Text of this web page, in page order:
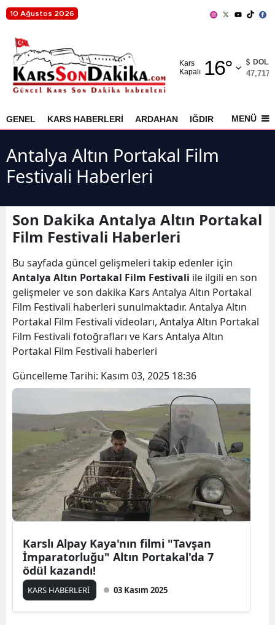
10 Ağustos 2026
Kars
Kapalı 16°
Adıyaman
Ağrı
Ankara
Artvin
Balıkesir
Bilecik
Bingöl
Bitlis
Burdur
Bursa
Çanakkale
Çankırı
Çorum
Denizli
Diyarbakır
Edirne
Erzincan
47,7173
GENEL KARS HABERLERİ ARDAHAN IĞDIR AKYAKA
MENÜ
Antalya Altın Portakal Film
Festivali Haberleri
Son Dakika Antalya Altın Portakal
Film Festivali Haberleri
Bu sayfada güncel gelişmeleri takip edenler için
Antalya Altın Portakal Film Festivali ile ilgili en son
gelişmeler ve son dakika Kars Antalya Altın Portakal
Film Festivali haberleri sunulmaktadır. Antalya Altın
Portakal Film Festivali videoları, Antalya Altın Portakal
Film Festivali fotoğrafları ve Kars Antalya Altın
Portakal Film Festivali haberleri
Güncelleme Tarihi: Kasım 03, 2025 18:36
Karslı Alpay Kaya'nın filmi "Tavşan
İmparatorluğu" Altın Portakal'da 7
ödül kazandı!
KARS HABERLERİ 03 Kasım 2025